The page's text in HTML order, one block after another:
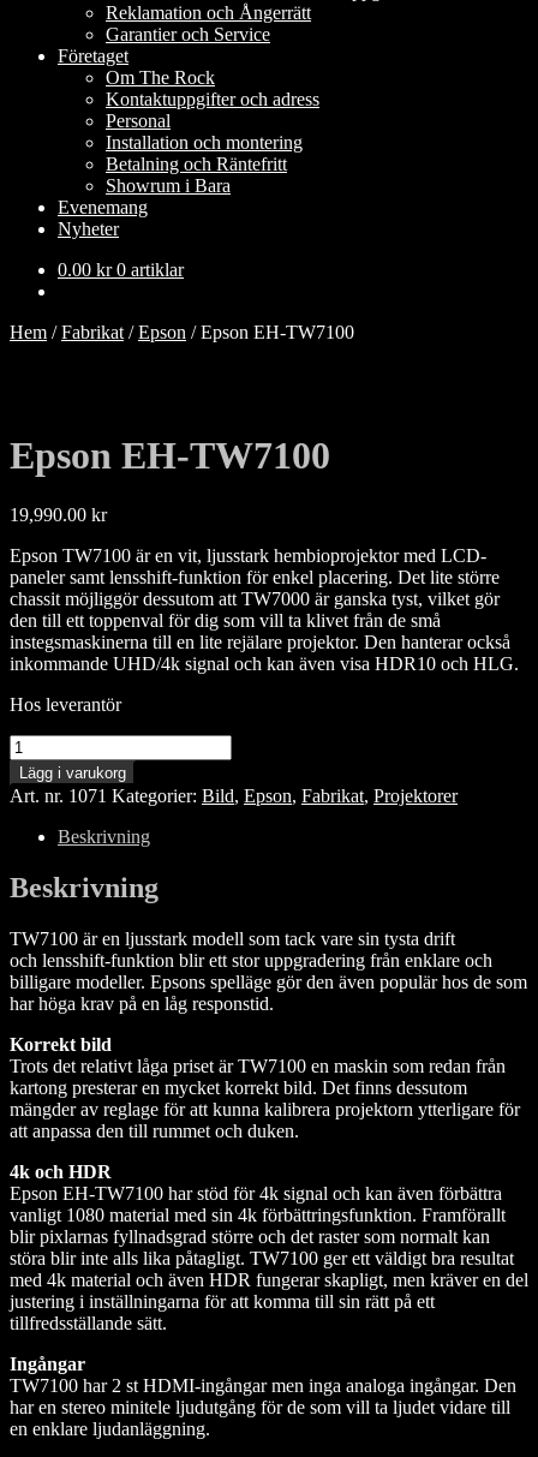
Reklamation och Ångerrätt
Garantier och Service
Företaget
Om The Rock
Kontaktuppgifter och adress
Personal
Installation och montering
Betalning och Räntefritt
Showrum i Bara
Evenemang
Nyheter
0.00 kr 0 artiklar
Hem /Fabrikat /Epson /Epson EH-TW7100
Epson EH-TW7100
19,990.00 kr
Epson TW7100 är en vit, ljusstark hembioprojektor med LCD-
paneler samt lensshift-funktion för enkel placering. Det lite större
chassit möjliggör dessutom att TW7000 är ganska tyst, vilket gör
den till ett toppenval för dig som vill ta klivet från de små
instegsmaskinerna till en lite rejälare projektor. Den hanterar också
inkommande UHD/4k signal och kan även visa HDR10 och HLG.
Hos leverantör
Epson
EH-
TW7100
mängd
Lägg i varukorg
Art. nr. 1071 Kategorier: Bild, Epson, Fabrikat, Projektorer
Beskrivning
Beskrivning
TW7100 är en ljusstark modell som tack vare sin tysta drift
och lensshift-funktion blir ett stor uppgradering från enklare och
billigare modeller. Epsons spelläge gör den även populär hos de som
har höga krav på en låg responstid.
Korrekt bild
Trots det relativt låga priset är TW7100 en maskin som redan från
kartong presterar en mycket korrekt bild. Det finns dessutom
mängder av reglage för att kunna kalibrera projektorn ytterligare för
att anpassa den till rummet och duken.
4k och HDR
Epson EH-TW7100 har stöd för 4k signal och kan även förbättra
vanligt 1080 material med sin 4k förbättringsfunktion. Framförallt
blir pixlarnas fyllnadsgrad större och det raster som normalt kan
störa blir inte alls lika påtagligt. TW7100 ger ett väldigt bra resultat
med 4k material och även HDR fungerar skapligt, men kräver en del
justering i inställningarna för att komma till sin rätt på ett
tillfredsställande sätt.
Ingångar
TW7100 har 2 st HDMI-ingångar men inga analoga ingångar. Den
har en stereo minitele ljudutgång för de som vill ta ljudet vidare till
en enklare ljudanläggning.